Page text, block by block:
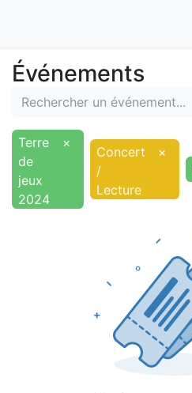
Événements
Terre
de
jeux
2024
×
Concert
/
Lecture
×